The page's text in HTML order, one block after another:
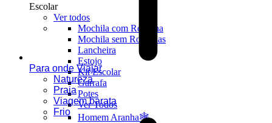
Escolar
Ver todos
Mochila com Rodinha
Mochila sem Rodinhas
Lancheira
Estojo
Kit Escolar
Garrafa
Potes
Ver Todos
Homem Aranha🕸️
Para onde Viajar
Natureza
Praia
Viagem barata
Frio